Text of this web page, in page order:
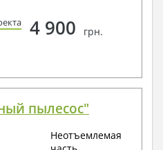
4 900 грн.
пылесос"
Неотъемлемая